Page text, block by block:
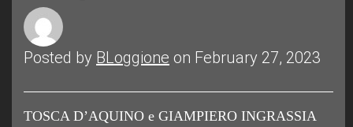
Posted by BLoggione on February 27, 2023
TOSCA D’AQUINO e GIAMPIERO INGRASSIA